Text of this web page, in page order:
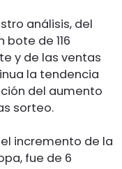
análisis, del
de 116
y de las ventas
la tendencia
del aumento
sorteo.
incremento de la
fue de 6